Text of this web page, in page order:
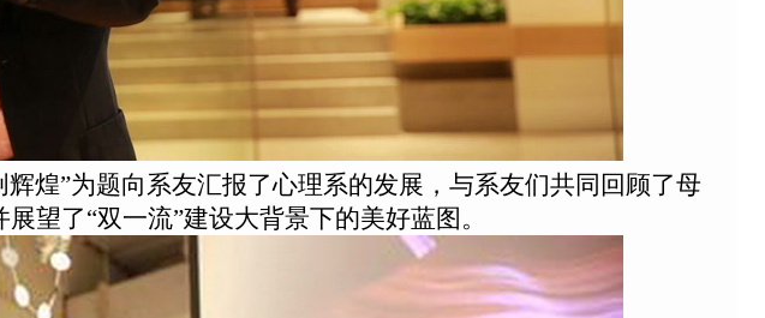
煌”为题向系友汇报了心理系的发展，与系友们共同回顾了母
望了“双一流”建设大背景下的美好蓝图。